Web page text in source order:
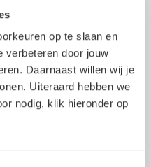
op te slaan en
verbeteren door jouw
Daarnaast willen wij je
Uiteraard hebben we
nodig, klik hieronder op
niks. We garanderen
je zit natuurlijk
offertes